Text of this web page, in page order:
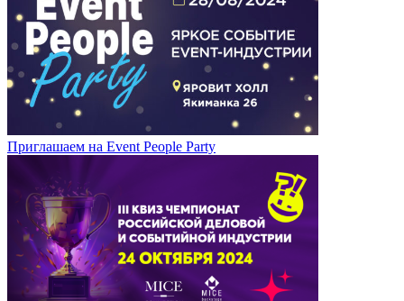
Приглашаем на Event People Party